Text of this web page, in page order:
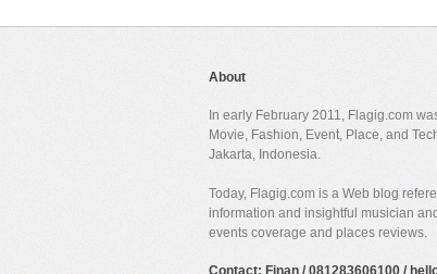
About
In early February 2011, Flagig.com
Movie, Fashion, Event, Place, and
Jakarta, Indonesia.
Today, Flagig.com is a Web blog
information and insightful musician
events coverage and places reviews.
Contact: Finan / 081283606100 /